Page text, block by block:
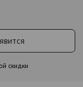
скидки